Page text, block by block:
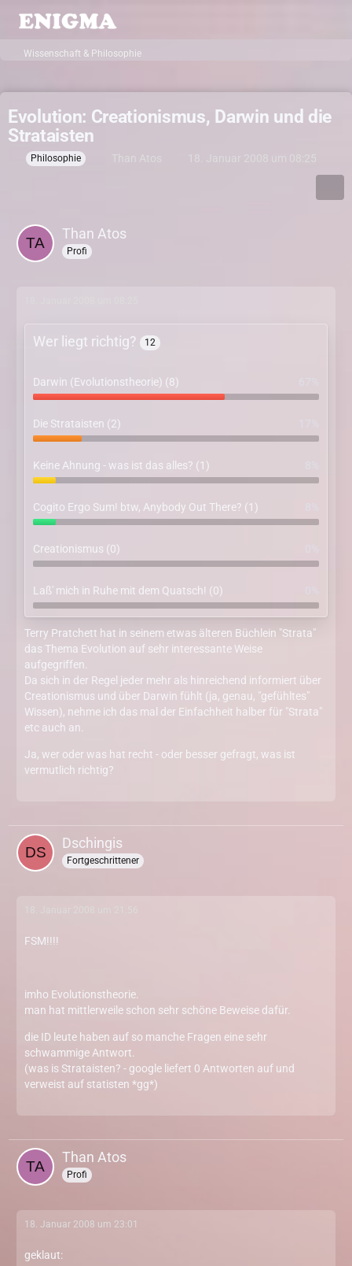
Wissenschaft & Philosophie
Evolution: Creationismus, Darwin und die
Strataisten
Philosophie
Than Atos
Profi
Wer liegt richtig? 12
Darwin (Evolutionstheorie) (8)
Die Strataisten (2)
Keine Ahnung - was ist das alles? (1)
Cogito Ergo Sum! btw, Anybody Out There? (1)
Creationismus (0)
Laß' mich in Ruhe mit dem Quatsch! (0)
Terry Pratchett hat in seinem etwas älteren Büchlein "Strata"
das Thema Evolution auf sehr interessante Weise
aufgegriffen.
Da sich in der Regel jeder mehr als hinreichend informiert über
Creationismus und über Darwin fühlt (ja, genau, "gefühltes"
Wissen), nehme ich das mal der Einfachheit halber für "Strata"
etc auch an.
Ja, wer oder was hat recht - oder besser gefragt, was ist
vermutlich richtig?
Dschingis
Fortgeschrittener
FSM!!!!
imho Evolutionstheorie.
man hat mittlerweile schon sehr schöne Beweise dafür.
die ID leute haben auf so manche Fragen eine sehr
schwammige Antwort.
(was is Strataisten? - google liefert 0 Antworten auf und
verweist auf statisten *gg*)
Than Atos
Profi
18. Januar 2008 um 23:01
geklaut: